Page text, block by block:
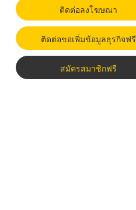
ติดต่อลงโฆษณา
ติดต่อขอเพิ่มข้อมูลธุรกิจฟรี
สมัครสมาชิกฟรี